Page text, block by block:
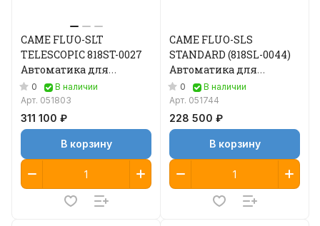
CAME FLUO-SLT
TELESCOPIC 818ST-0027
Автоматика для
двустворчатой
раздвижной двери
0
В наличии
Арт. 051803
311 100 ₽
В корзину
CAME FLUO-SLS
STANDARD (818SL-0044)
Автоматика для
двустворчатой
раздвижной двери
0
В наличии
Арт. 051744
228 500 ₽
В корзину